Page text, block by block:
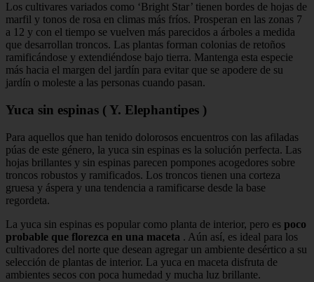
Los cultivares variados como ‘Bright Star’ tienen bordes de hojas de
marfil y tonos de rosa en climas más fríos. Prosperan en las zonas 7
a 12 y con el tiempo se vuelven más parecidos a árboles a medida
que desarrollan troncos. Las plantas forman colonias de retoños
ramificándose y extendiéndose bajo tierra. Mantenga esta especie
más hacia el margen del jardín para evitar que se apodere de su
jardín o moleste a las personas cuando pasan.
Yuca sin espinas ( Y. Elephantipes )
Para aquellos que han tenido dolorosos encuentros con las afiladas
púas de este género, la yuca sin espinas es la solución perfecta. Las
hojas brillantes y sin espinas parecen pompones acogedores sobre
troncos robustos y ramificados. Los troncos tienen una corteza
gruesa y áspera y una tendencia a ramificarse desde la base
regordeta.
La yuca sin espinas es popular como planta de interior, pero es poco
probable que florezca en una maceta . Aún así, es ideal para los
cultivadores del norte que desean agregar un ambiente desértico a su
selección de plantas de interior. La yuca en maceta disfruta de
ambientes secos con poca humedad y mucha luz brillante.